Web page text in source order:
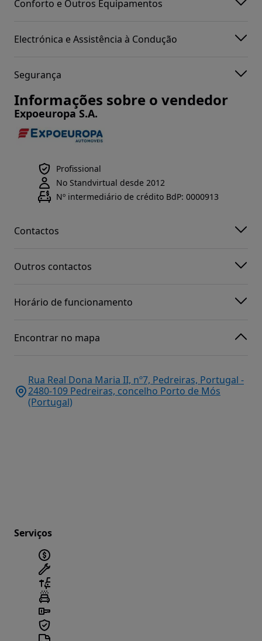
Conforto e Outros Equipamentos
Electrónica e Assistência à Condução
Segurança
Informações sobre o vendedor
Expoeuropa S.A.
Profissional
No Standvirtual desde 2012
Nº intermediário de crédito BdP: 0000913
Contactos
Outros contactos
Horário de funcionamento
Encontrar no mapa
Rua Real Dona Maria II, nº7, Pedreiras, Portugal -
2480-109 Pedreiras, concelho Porto de Mós
(Portugal)
Serviços